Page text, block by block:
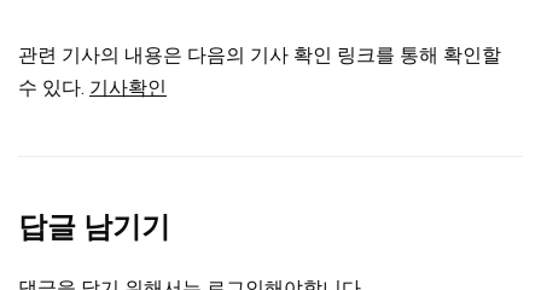
관련 기사의 내용은 다음의 기사 확인 링크를 통해 확인할
수 있다. 기사확인
답글 남기기